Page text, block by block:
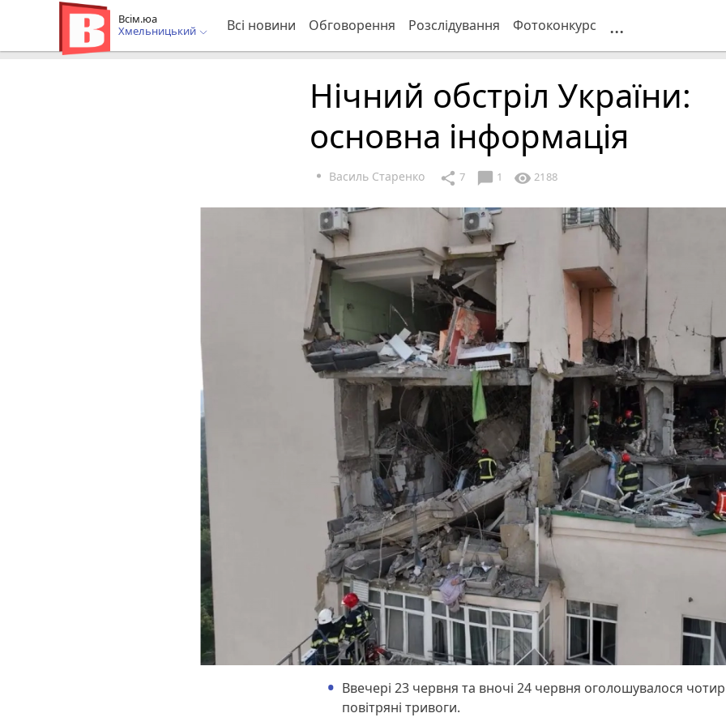
Всім.юа
Хмельницький
Всі новини Обговорення Розслідування Фотоконкурс ...
Нічний обстріл України:
основна інформація
Василь Старенко share 7 chat_bubble 1 visibility 2188
Ввечері 23 червня та вночі 24 червня оголошувалося
повітряні тривоги.